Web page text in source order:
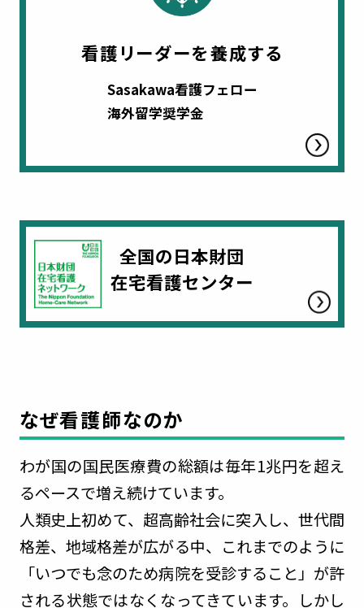
看護リーダーを養成する
Sasakawa看護フェロー
海外留学奨学金
全国の日本財団
在宅看護センター
なぜ看護師なのか
わが国の国民医療費の総額は毎年1兆円を超え
るペースで増え続けています。
人類史上初めて、超高齢社会に突入し、世代間
格差、地域格差が広がる中、これまでのように
「いつでも念のため病院を受診すること」が許
される状態ではなくなってきています。しかし